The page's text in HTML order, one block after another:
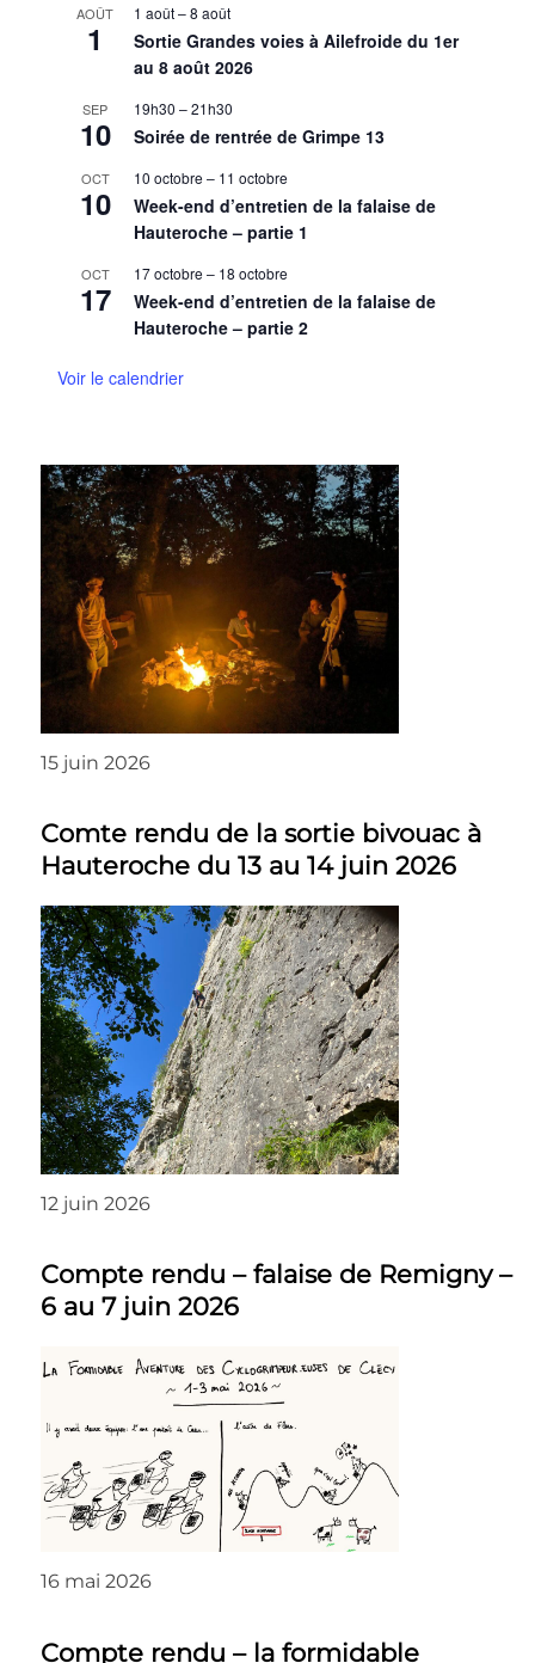
AOÛT
1
1 août–8 août
Sortie Grandes voies à Ailefroide du 1er
au 8 août 2026
SEP
10
19h30 –21h30
Soirée de rentrée de Grimpe 13
OCT
10
10 octobre – 11 octobre
Week-end d’entretien de la falaise de
Hauteroche – partie 1
OCT
17
17 octobre – 18 octobre
Week-end d’entretien de la falaise de
Hauteroche – partie 2
Voir le calendrier
15 juin 2026
Comte rendu de la sortie bivouac à
Hauteroche du 13 au 14 juin 2026
12 juin 2026
Compte rendu – falaise de Remigny –
6 au 7 juin 2026
16 mai 2026
Compte rendu – la formidable